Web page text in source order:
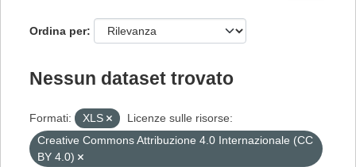
Ordina per
Nessun dataset trovato
Formati: XLS
Licenze sulle risorse:
Creative Commons Attribuzione 4.0 Internazionale (CC
BY 4.0)